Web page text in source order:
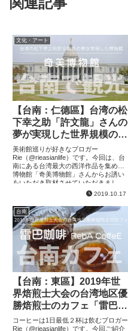
文化・アート
【台南：仁德區】台湾の松
下幸之助「許文龍」さんの
夢が実現した世界規模の博
物館「奇美博物館」
美術館巡りが好きなブロガー
Rie（@rieasianlife）です。今回は、台
南にある台湾最大の西洋作品を集めた
博物館「奇美博物館」さんからお誘い
をいただき取材させていただきまし
た！ずっと行きたいと思っていた施設
2019.10.17
台南
【台南：東區】2019年世
界焙煎士大会の台湾地区優
勝焙煎士のカフェ「雷巴咖
啡 RebA CoffeE」
コーヒーは1日最低２杯は飲むブロガー
Rie（@rieasianlife）です。今回ご紹介